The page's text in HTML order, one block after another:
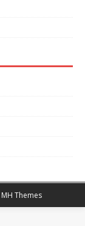
MH Themes